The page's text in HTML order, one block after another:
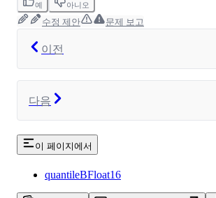
예 아니오
수정 제안 문제 보고
이전
다음
이 페이지에서
quantileBFloat16